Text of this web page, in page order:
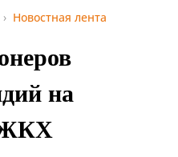
Новостная лента
на
ЖКХ